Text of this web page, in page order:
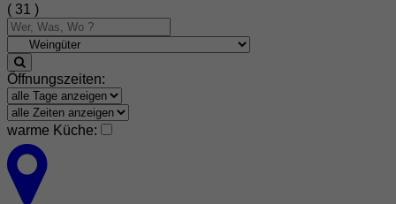
( 31 )
Öffnungszeiten:
warme Küche: